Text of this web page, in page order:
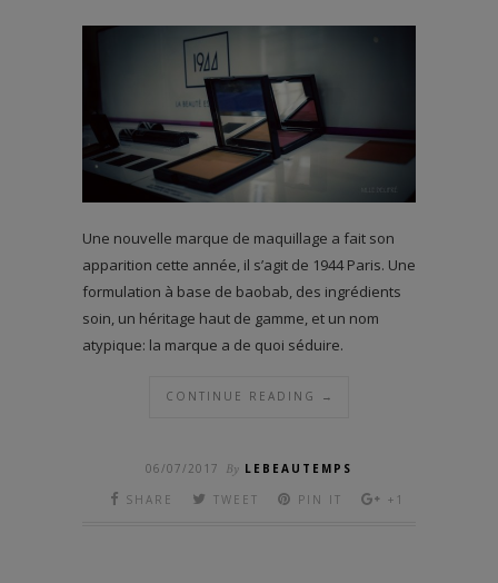
Une nouvelle marque de maquillage a fait son
apparition cette année, il s’agit de 1944 Paris. Une
formulation à base de baobab, des ingrédients
soin, un héritage haut de gamme, et un nom
atypique: la marque a de quoi séduire.
CONTINUE READING →
06/07/2017 By LEBEAUTEMPS
SHARE
TWEET PIN IT +1